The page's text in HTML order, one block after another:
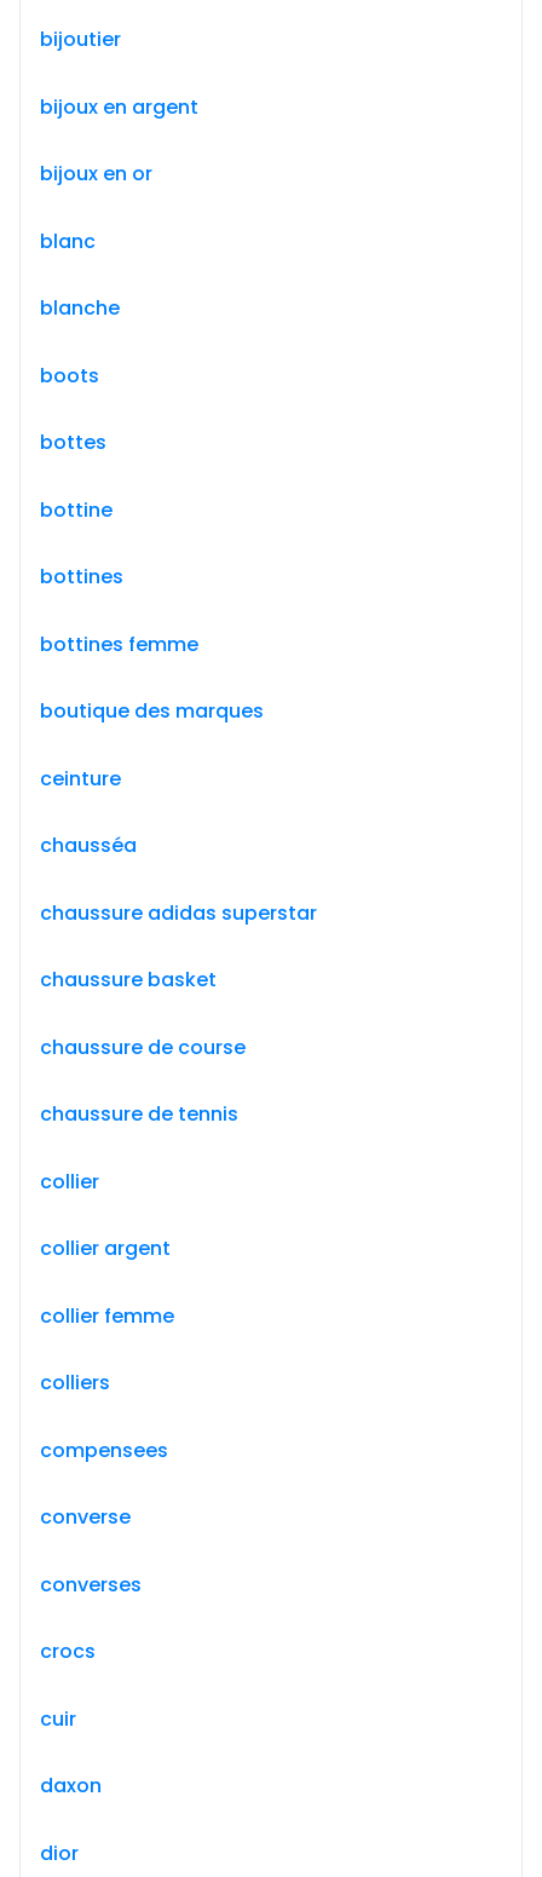
bijoutier
bijoux en argent
bijoux en or
blanc
blanche
boots
bottes
bottine
bottines
bottines femme
boutique des marques
ceinture
chausséa
chaussure adidas superstar
chaussure basket
chaussure de course
chaussure de tennis
collier
collier argent
collier femme
colliers
compensees
converse
converses
crocs
cuir
daxon
dior